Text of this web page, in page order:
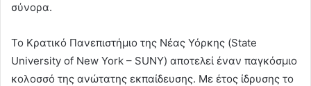
σύνορα.
Το Κρατικό Πανεπιστήμιο της Νέας Υόρκης (State
University of New York – SUNY) αποτελεί έναν παγκόσμιο
κολοσσό της ανώτατης εκπαίδευσης. Με έτος ίδρυσης το